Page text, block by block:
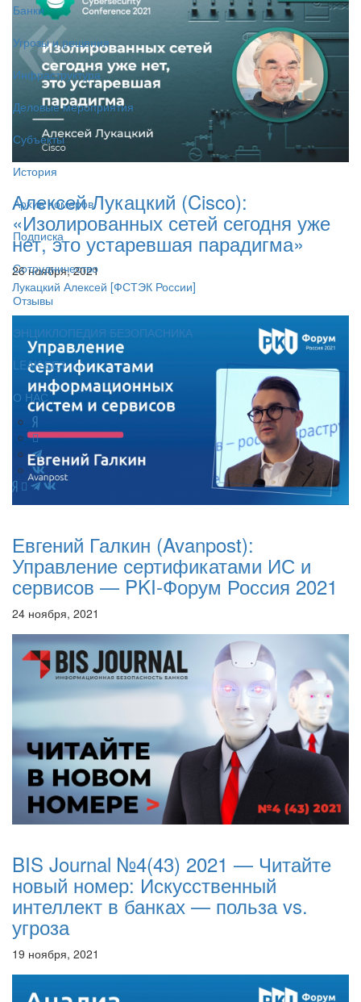
Банки
Угрозы и решения
Инфраструктура
Деловые мероприятия
Субъекты
История
Архив номеров
Подписка
Сотрудничество
Отзывы
ЭНЦИКЛОПЕДИЯ БЕЗОПАСНИКА
LEAK-БЕЗ
О НАС
Алексей Лукацкий (Cisco):
«Изолированных сетей сегодня уже
нет, это устаревшая парадигма»
26 ноября, 2021
Лукацкий Алексей [ФСТЭК России]
Евгений Галкин (Avanpost):
Управление сертификатами ИС и
сервисов — PKI-Форум Россия 2021
24 ноября, 2021
BIS Journal №4(43) 2021 — Читайте
новый номер: Искусственный
интеллект в банках — польза vs.
угроза
19 ноября, 2021